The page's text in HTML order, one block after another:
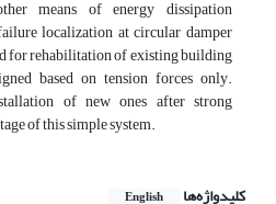
means of energy dissipation
localization at circular damper
for rehabilitation of existing building
based on tension forces only.
of new ones after strong
of this simple system.
کلیدواژه‌ها English